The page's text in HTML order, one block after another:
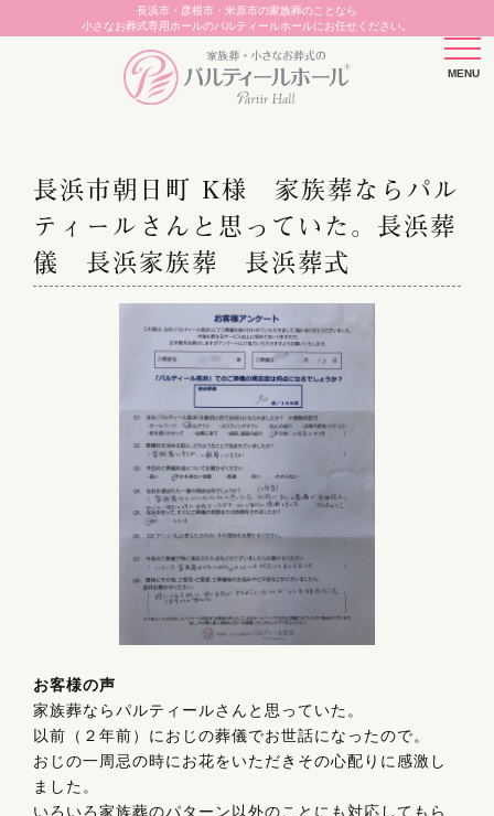
長浜市・彦根市・米原市の家族葬のことなら
小さなお葬式専用ホールのパルティールホールにお任せください。
長浜市朝日町 K様 家族葬ならパル
ティールさんと思っていた。長浜葬
儀 長浜家族葬 長浜葬式
お客様の声
家族葬ならパルティールさんと思っていた。
以前（２年前）におじの葬儀でお世話になったので。
おじの一周忌の時にお花をいただきその心配りに感激し
ました。
いろいろ家族葬のパターン以外のことにも対応してもら